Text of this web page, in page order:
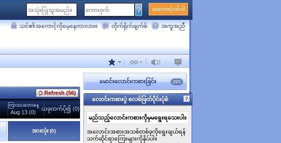
အကောင့်ဝင်ပါ
သင်၏အကောင့်ကိုမေ့နေတာလား။ တိုက်ရိုက်ချက်စ် အကူအညီ
Refresh (56)
ကြာသပတေးနေ့
Aug 13 (0)
ယခုထက်ပို၍ (0)
အားလုံး (0)
မောင်းလောင်းကစားခြင်း 395
လောင်းကစားပွဲ စလစ်ဖြတ်ပိုင်းပုံစံ
မည်သည့်လောင်းကစားကိုမှမရွေးရသေးပါ။
အလောင်းအစားအသစ်တစ်ခုကိုရွေးချယ်ရန်
သက်ဆိုင်ရာကြေးများကိုနှိပ်ပါ။